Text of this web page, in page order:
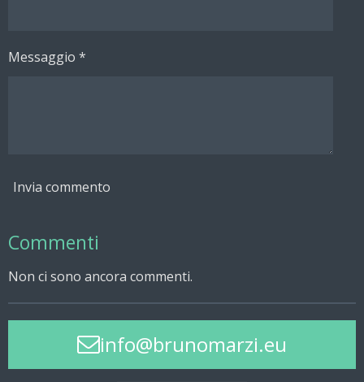
Messaggio *
Invia commento
Commenti
Non ci sono ancora commenti.
info@brunomarzi.eu